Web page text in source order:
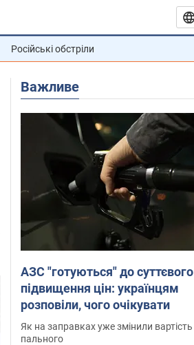
Російські обстріли
Важливе
АЗС "готуються" до суттєвого
підвищення цін: українцям
розповіли, чого очікувати
Як на заправках уже змінили вартість
пального